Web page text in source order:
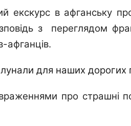
екскурс в афганську
з
переглядом
афганців.
для наших дорогих
про страшні